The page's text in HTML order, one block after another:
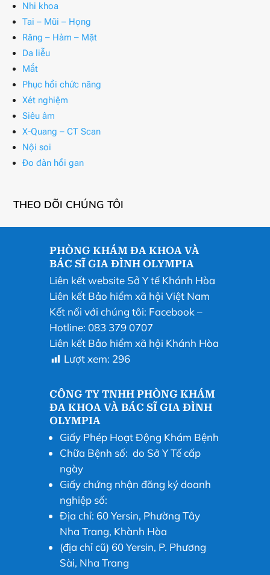
Nhi khoa
Tai – Mũi – Họng
Răng – Hàm – Mặt
Da liễu
Mắt
Phục hồi chức năng
Xét nghiệm
Siêu âm
X-Quang – CT Scan
Nội soi
Đo đàn hồi gan
THEO DÕI CHÚNG TÔI
PHÒNG KHÁM ĐA KHOA VÀ
BÁC SĨ GIA ĐÌNH OLYMPIA
Liên kết website Sở Y tế Khánh Hòa
Liên kết Bảo hiểm xã hội Việt Nam
Kết nối với chúng tôi: Facebook–
Hotline: 083 379 0707
Liên kết Bảo hiểm xã hội Khánh Hòa
Lượt xem: 296
CÔNG TY TNHH PHÒNG KHÁM
ĐA KHOA VÀ BÁC SĨ GIA ĐÌNH
OLYMPIA
Giấy Phép Hoạt Động Khám Bệnh
Chữa Bệnh số: do Sở Y Tế cấp
ngày
Giấy chứng nhận đăng ký doanh
nghiệp số:
Địa chỉ: 60 Yersin, Phường Tây
Nha Trang, Khành Hòa
(địa chỉ cũ) 60 Yersin, P. Phương
Sài, Nha Trang